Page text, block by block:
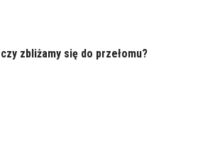
zbliżamy się do przełomu?